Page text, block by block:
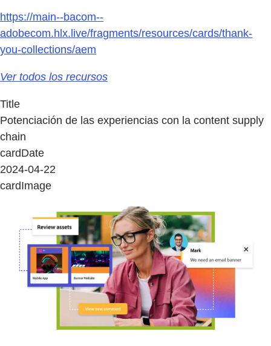
https://main--bacom--
adobecom.hlx.live/fragments/resources/cards/thank-
you-collections/aem
Ver todos los recursos
Title
Potenciación de las experiencias con la content supply
chain
cardDate
2024-04-22
cardImage